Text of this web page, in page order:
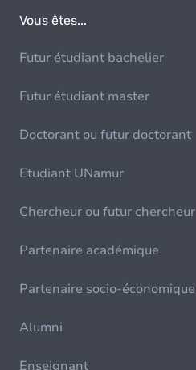
Vous êtes...
Futur étudiant bachelier
Futur étudiant master
Doctorant ou futur doctorant
Etudiant UNamur
Chercheur ou futur chercheur
Partenaire académique
Partenaire socio-économique
Alumni
Enseignant